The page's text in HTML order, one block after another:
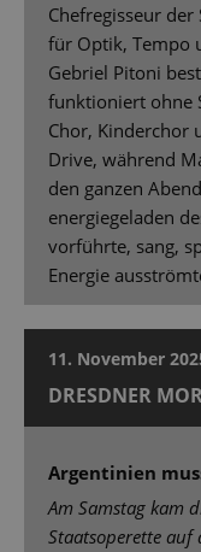
Chefregisseur
für Optik, Tempo
Gebriel Pitoni
funktioniert ohne
Chor, Kinderchor
Drive, während
den ganzen
energiegeladen
vorführte, sang,
Energie
11. November
DRESDNER
Argentinien
Am Samstag kam
Staatsoperette